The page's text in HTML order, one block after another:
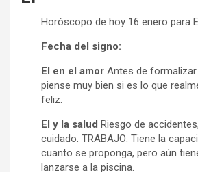
Horóscopo de hoy 16 enero para
Fecha del signo:
El en el amor Antes de
piense muy bien si es lo que
feliz.
El y la salud Riesgo de
cuidado. TRABAJO: Tiene la
cuanto se proponga, pero aún
lanzarse a la piscina.